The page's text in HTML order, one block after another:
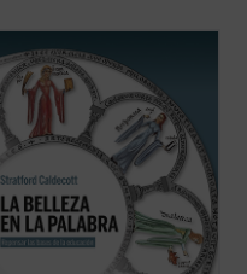
Belleza en la Palabra
única para devolver la
al centro del aprendizaje. A los
¿qué es una buena
o ¿para qué sirve?, Stratford
ensaya una respuesta arrojando
nueva ...(ver ficha)